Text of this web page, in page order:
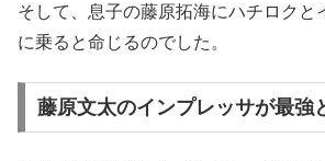
そして、息子の藤原拓海にハチロクと
に乗ると命じるのでした。
藤原文太のインプレッサが最強